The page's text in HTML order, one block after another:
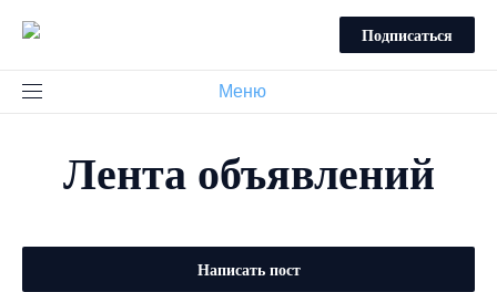
Подписаться
Меню
Лента объявлений
Написать пост